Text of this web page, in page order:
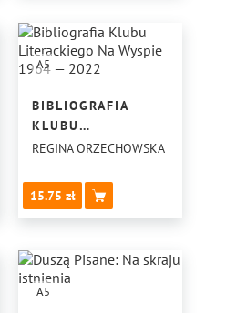
A5
BIBLIOGRAFIA
KLUBU
LITERACKIEGO
1964 — 2022
REGINA ORZECHOWSKA
15.75
A5